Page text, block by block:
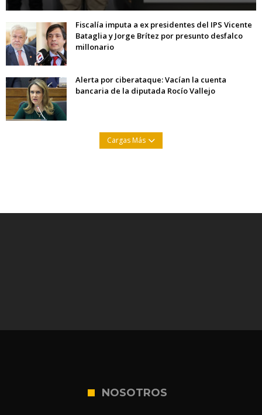
Fiscalía imputa a ex presidentes del IPS Vicente
Bataglia y Jorge Brítez por presunto desfalco
millonario
Alerta por ciberataque: Vacían la cuenta
bancaria de la diputada Rocío Vallejo
Cargas Más
NOSOTROS